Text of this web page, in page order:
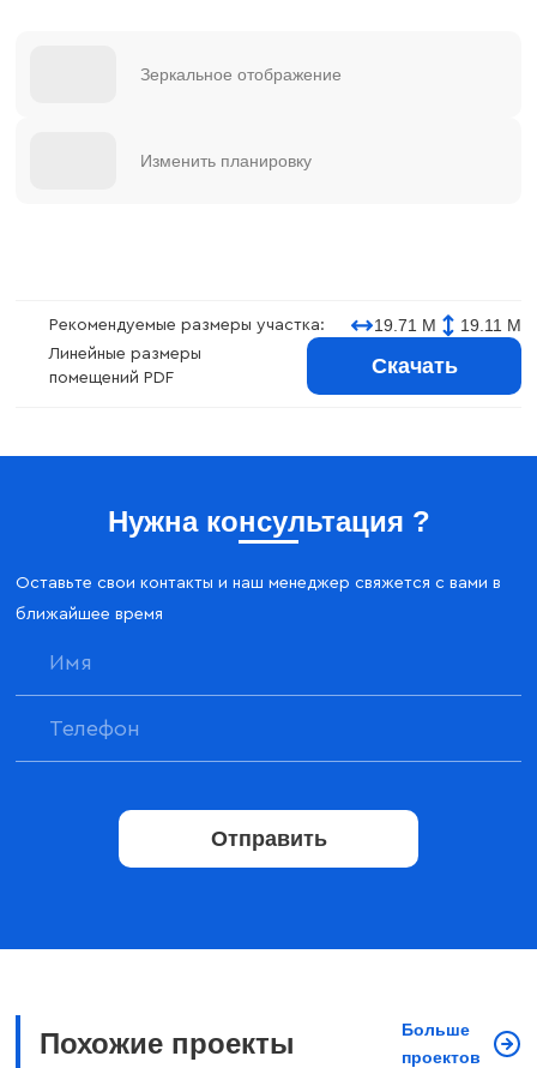
Зеркальное отображение
Изменить планировку
Рекомендуемые размеры участка: 19.71 М 19.11 М
Линейные размеры
помещений PDF
Скачать
Нужна консультация ?
Оставьте свои контакты и наш менеджер свяжется с вами в
ближайшее время
Отправить
Похожие проекты
Больше
проектов